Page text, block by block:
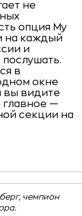
не
опция My
на каждый
и
в
окне
вы видите
главное —
секции на
чемпион